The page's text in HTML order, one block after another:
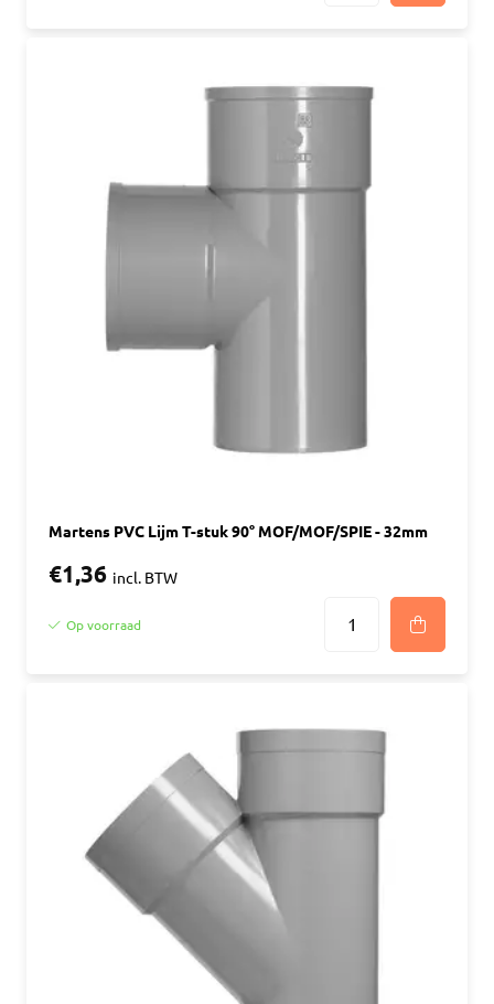
Martens PVC Lijm T-stuk 90° MOF/MOF/SPIE - 32mm
€1,36 incl. BTW
Op voorraad